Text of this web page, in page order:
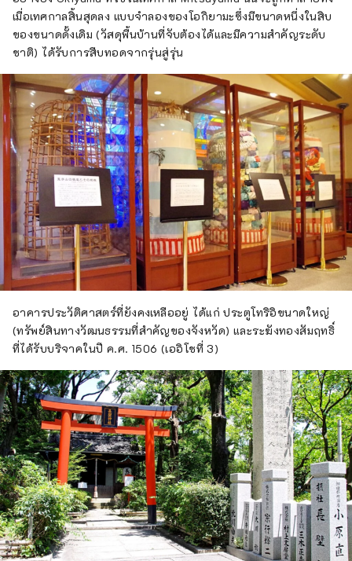
เมื่อเทศกาลสิ้นสุดลง แบบจำลองของโอกิยามะซึ่งมีขนาดหนึ่งในสิบ
ของขนาดดั้งเดิม (วัสดุพื้นบ้านที่จับต้องได้และมีความสำคัญระดับ
ชาติ) ได้รับการสืบทอดจากรุ่นสู่รุ่น
อาคารประวัติศาสตร์ที่ยังคงเหลืออยู่ ได้แก่ ประตูโทริอิขนาดใหญ่
(ทรัพย์สินทางวัฒนธรรมที่สำคัญของจังหวัด) และระฆังทองสัมฤทธิ์
ที่ได้รับบริจาคในปี ค.ศ. 1506 (เออิโชที่ 3)